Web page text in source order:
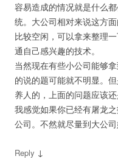
容易造成的情况就是什么
统。大公司相对来说这方
比较空闲，可以拿来整理
通自己感兴趣的技术。
当然现在有些小公司能够
的说的题可能就不明显。
养人的，上面的问题应该还
我感觉如果你已经有屠龙
公司。不然就尽量到大公司
Reply ↓